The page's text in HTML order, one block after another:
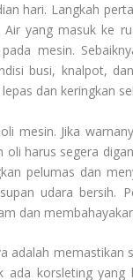
hari. Langkah
yang masuk ke
pada mesin.
busi, knalpot,
lepas dan keringkan
mesin. Jika
oli harus segera
pelumas dan
udara bersih.
dan
adalah
ada korsleting